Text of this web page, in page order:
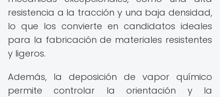
resistencia a la tracción y una baja densidad,
lo que los convierte en candidatos ideales
para la fabricación de materiales resistentes
y ligeros.
Además, la deposición de vapor químico
permite controlar la orientación y la